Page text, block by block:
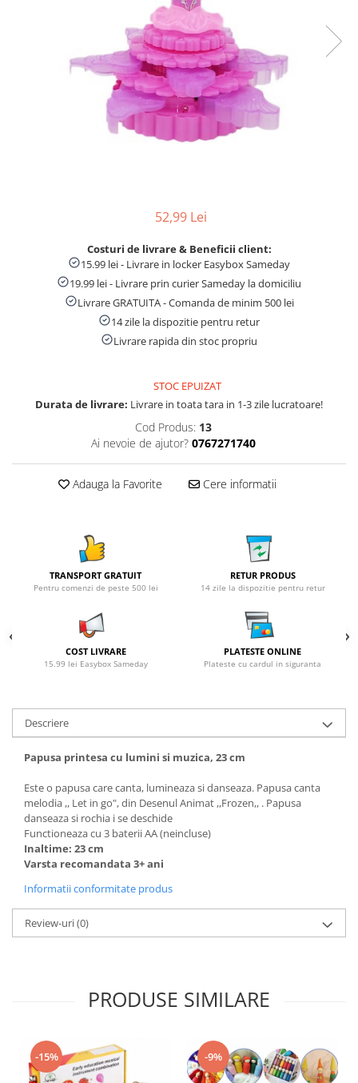
52,99 Lei
Costuri de livrare & Beneficii client:
15.99 lei - Livrare in locker Easybox Sameday
19.99 lei - Livrare prin curier Sameday la domiciliu
Livrare GRATUITA - Comanda de minim 500 lei
14 zile la dispozitie pentru retur
Livrare rapida din stoc propriu
STOC EPUIZAT
Durata de livrare: Livrare in toata tara in 1-3 zile lucratoare!
Cod Produs: 13
Ai nevoie de ajutor? 0767271740
Adauga la Favorite Cere informatii
TRANSPORT GRATUIT
Pentru comenzi de peste 500 lei
RETUR PRODUS
14 zile la dispozitie pentru retur
COST LIVRARE
15.99 lei Easybox Sameday
PLATESTE ONLINE
Plateste cu cardul in siguranta
Descriere
Papusa printesa cu lumini si muzica, 23 cm
Este o papusa care canta, lumineaza si danseaza. Papusa canta
melodia ,, Let in go", din Desenul Animat ,,Frozen,, . Papusa
danseaza si rochia i se deschide
Functioneaza cu 3 baterii AA (neincluse)
Inaltime: 23 cm
Varsta recomandata 3+ ani
Informatii conformitate produs
Review-uri(0)
PRODUSE SIMILARE
-15% -9%